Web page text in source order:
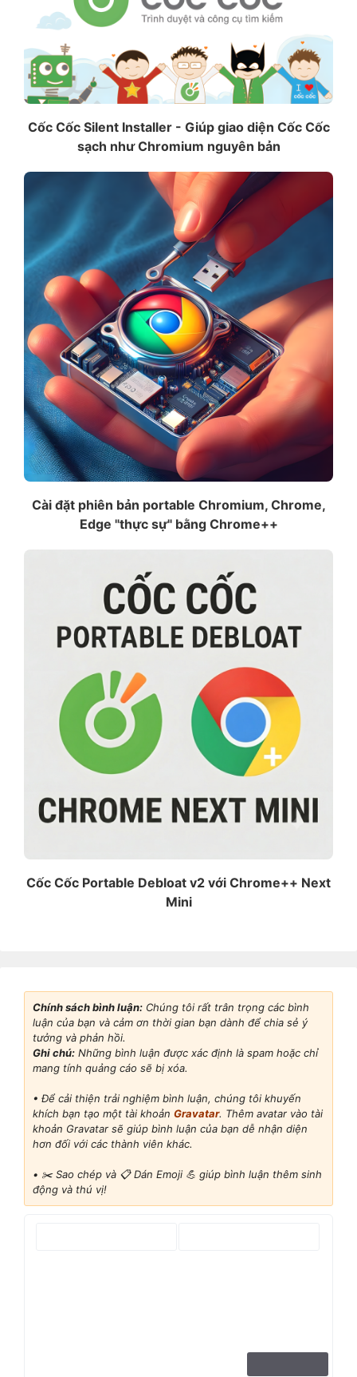
Cốc Cốc Silent Installer - Giúp giao diện Cốc Cốc
sạch như Chromium nguyên bản
Cài đặt phiên bản portable Chromium, Chrome,
Edge "thực sự" bằng Chrome++
Cốc Cốc Portable Debloat v2 với Chrome++ Next
Mini
Chính sách bình luận: Chúng tôi rất trân trọng các bình
luận của bạn và cảm ơn thời gian bạn dành để chia sẻ ý
tưởng và phản hồi.
Ghi chú: Những bình luận được xác định là spam hoặc chỉ
mang tính quảng cáo sẽ bị xóa.
• Để cải thiện trải nghiệm bình luận, chúng tôi khuyến
khích bạn tạo một tài khoản Gravatar. Thêm avatar vào tài
khoản Gravatar sẽ giúp bình luận của bạn dễ nhận diện
hơn đối với các thành viên khác.
• ✂️ Sao chép và 📋 Dán Emoji 💪 giúp bình luận thêm sinh
động và thú vị!